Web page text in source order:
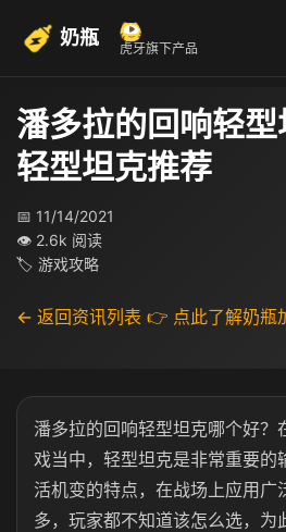
奶瓶 虎牙旗下产品
潘多拉的回响轻
轻型坦克推荐
📅 11/14/2021
👁 2.6k 阅读
🏷 游戏攻略
← 返回资讯列表 👉 点此了解奶瓶
潘多拉的回响轻型坦克哪个好？
戏当中，轻型坦克是非常重要的
活机变的特点，在战场上应用广
多，玩家都不知道该怎么选，为